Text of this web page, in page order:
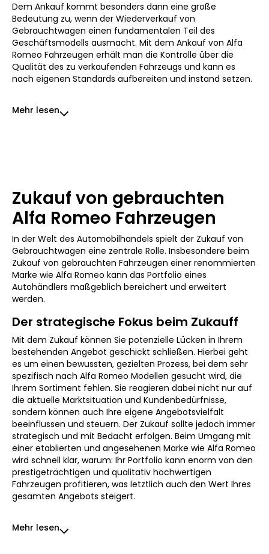
Dem Ankauf kommt besonders dann eine große
Bedeutung zu, wenn der Wiederverkauf von
Gebrauchtwagen einen fundamentalen Teil des
Geschäftsmodells ausmacht. Mit dem Ankauf von Alfa
Romeo Fahrzeugen erhält man die Kontrolle über die
Qualität des zu verkaufenden Fahrzeugs und kann es
nach eigenen Standards aufbereiten und instand setzen.
Mehr lesen
Zukauf von gebrauchten
Alfa Romeo Fahrzeugen
In der Welt des Automobilhandels spielt der Zukauf von
Gebrauchtwagen eine zentrale Rolle. Insbesondere beim
Zukauf von gebrauchten Fahrzeugen einer renommierten
Marke wie Alfa Romeo kann das Portfolio eines
Autohändlers maßgeblich bereichert und erweitert
werden.
Der strategische Fokus beim Zukauff
Mit dem Zukauf können Sie potenzielle Lücken in Ihrem
bestehenden Angebot geschickt schließen. Hierbei geht
es um einen bewussten, gezielten Prozess, bei dem sehr
spezifisch nach Alfa Romeo Modellen gesucht wird, die
Ihrem Sortiment fehlen. Sie reagieren dabei nicht nur auf
die aktuelle Marktsituation und Kundenbedürfnisse,
sondern können auch Ihre eigene Angebotsvielfalt
beeinflussen und steuern. Der Zukauf sollte jedoch immer
strategisch und mit Bedacht erfolgen. Beim Umgang mit
einer etablierten und angesehenen Marke wie Alfa Romeo
wird schnell klar, warum: Ihr Portfolio kann enorm von den
prestigeträchtigen und qualitativ hochwertigen
Fahrzeugen profitieren, was letztlich auch den Wert Ihres
gesamten Angebots steigert.
Mehr lesen